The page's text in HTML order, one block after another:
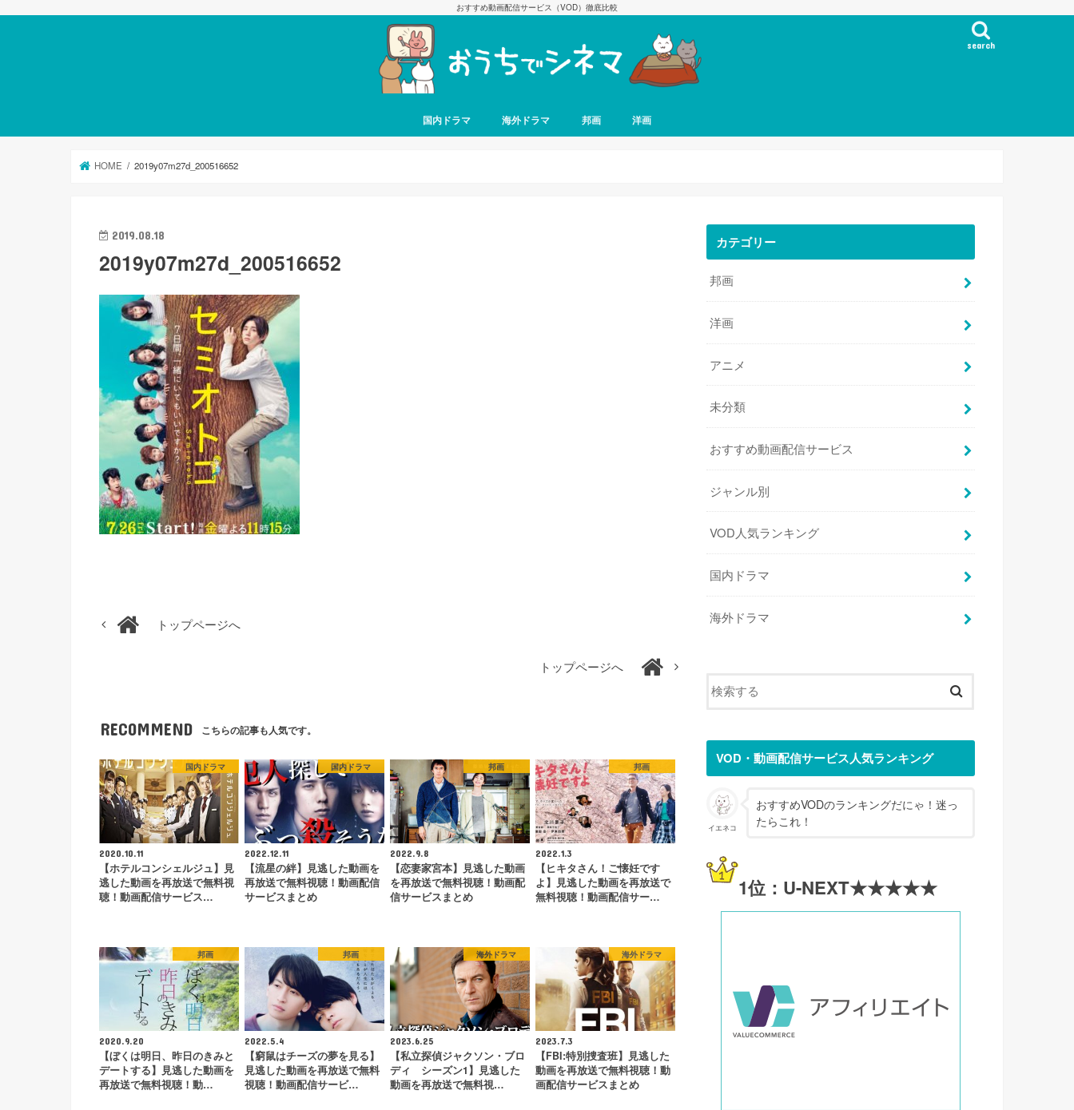
おすすめ動画配信サービス（VOD）徹底比較
search
国内ドラマ 海外ドラマ 邦画 洋画
HOME 2019y07m27d_200516652
2019.08.18
2019y07m27d_200516652
トップページへ
トップページへ
RECOMMEND こちらの記事も人気です。
国内ドラマ
2020.10.11
【ホテルコンシェルジュ】見
逃した動画を再放送で無料視
聴！動画配信サービス…
国内ドラマ
2022.12.11
【流星の絆】見逃した動画を
再放送で無料視聴！動画配信
サービスまとめ
邦画
2022.9.8
【恋妻家宮本】見逃した動画
を再放送で無料視聴！動画配
信サービスまとめ
邦画
2022.1.3
【ヒキタさん！ご懐妊です
よ】見逃した動画を再放送で
無料視聴！動画配信サー…
邦画
2020.9.20
【ぼくは明日、昨日のきみと
デートする】見逃した動画を
再放送で無料視聴！動…
邦画
2022.5.4
【窮鼠はチーズの夢を見る】
見逃した動画を再放送で無料
視聴！動画配信サービ…
海外ドラマ
2023.6.25
【私立探偵ジャクソン・ブロ
ディ シーズン1】見逃した
動画を再放送で無料視…
海外ドラマ
2023.7.3
【FBI:特別捜査班】見逃した
動画を再放送で無料視聴！動
画配信サービスまとめ
カテゴリー
邦画
洋画
アニメ
未分類
おすすめ動画配信サービス
ジャンル別
VOD人気ランキング
国内ドラマ
海外ドラマ
VOD・動画配信サービス人気ランキング
イエネコ
おすすめVODのランキングだにゃ！迷っ
たらこれ！
1位：U-NEXT★★★★★